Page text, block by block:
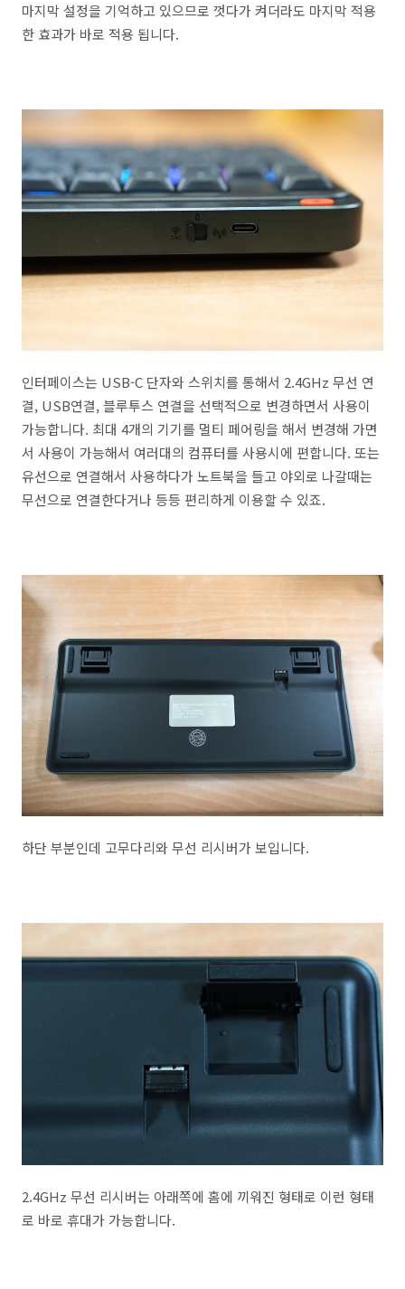
마지막 설정을 기억하고 있으므로 껏다가 켜더라도 마지막 적용
한 효과가 바로 적용 됩니다.
인터페이스는 USB-C 단자와 스위치를 통해서 2.4GHz 무선 연
결, USB연결, 블루투스 연결을 선택적으로 변경하면서 사용이
가능합니다. 최대 4개의 기기를 멀티 페어링을 해서 변경해 가면
서 사용이 가능해서 여러대의 컴퓨터를 사용시에 편합니다. 또는
유선으로 연결해서 사용하다가 노트북을 들고 야외로 나갈때는
무선으로 연결한다거나 등등 편리하게 이용할 수 있죠.
하단 부분인데 고무다리와 무선 리시버가 보입니다.
2.4GHz 무선 리시버는 아래쪽에 홈에 끼워진 형태로 이런 형태
로 바로 휴대가 가능합니다.